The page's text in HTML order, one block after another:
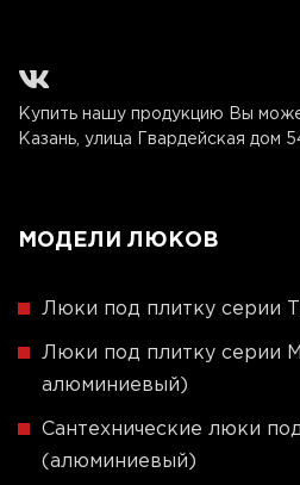
Купить нашу продукцию Вы
Казань, улица Гвардейская дом
МОДЕЛИ ЛЮКОВ
Люки под плитку серии
Люки под плитку серии
алюминиевый)
Сантехнические люки
(алюминиевый)